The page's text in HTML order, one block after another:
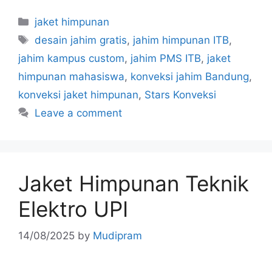
jaket himpunan
desain jahim gratis, jahim himpunan ITB,
jahim kampus custom, jahim PMS ITB, jaket
himpunan mahasiswa, konveksi jahim Bandung,
konveksi jaket himpunan, Stars Konveksi
Leave a comment
Jaket Himpunan Teknik
Elektro UPI
14/08/2025 by Mudipram